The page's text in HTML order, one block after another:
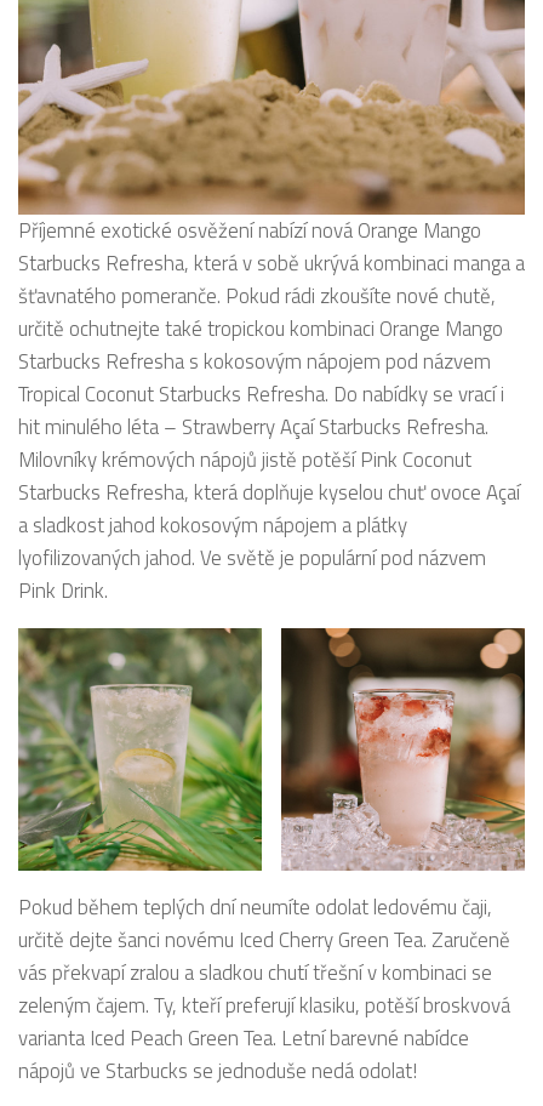
Příjemné exotické osvěžení nabízí nová Orange Mango
Starbucks Refresha, která v sobě ukrývá kombinaci manga a
šťavnatého pomeranče. Pokud rádi zkoušíte nové chutě,
určitě ochutnejte také tropickou kombinaci Orange Mango
Starbucks Refresha s kokosovým nápojem pod názvem
Tropical Coconut Starbucks Refresha. Do nabídky se vrací i
hit minulého léta – Strawberry Açaí Starbucks Refresha.
Milovníky krémových nápojů jistě potěší Pink Coconut
Starbucks Refresha, která doplňuje kyselou chuť ovoce Açaí
a sladkost jahod kokosovým nápojem a plátky
lyofilizovaných jahod. Ve světě je populární pod názvem
Pink Drink.
Pokud během teplých dní neumíte odolat ledovému čaji,
určitě dejte šanci novému Iced Cherry Green Tea. Zaručeně
vás překvapí zralou a sladkou chutí třešní v kombinaci se
zeleným čajem. Ty, kteří preferují klasiku, potěší broskvová
varianta Iced Peach Green Tea. Letní barevné nabídce
nápojů ve Starbucks se jednoduše nedá odolat!